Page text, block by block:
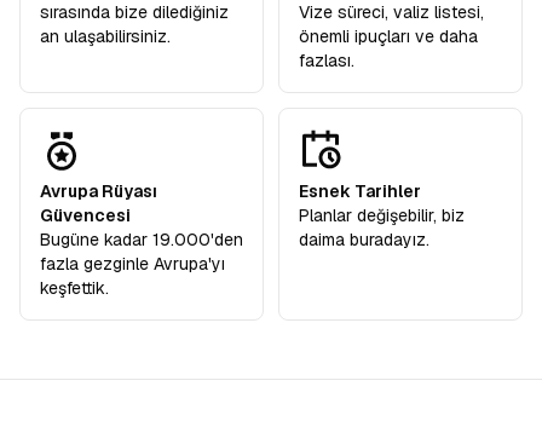
sırasında bize dilediğiniz
an ulaşabilirsiniz.
Vize süreci, valiz listesi,
önemli ipuçları ve daha
fazlası.
Avrupa Rüyası
Güvencesi
Bugüne kadar 19.000'den
fazla gezginle Avrupa'yı
keşfettik.
Esnek Tarihler
Planlar değişebilir, biz
daima buradayız.